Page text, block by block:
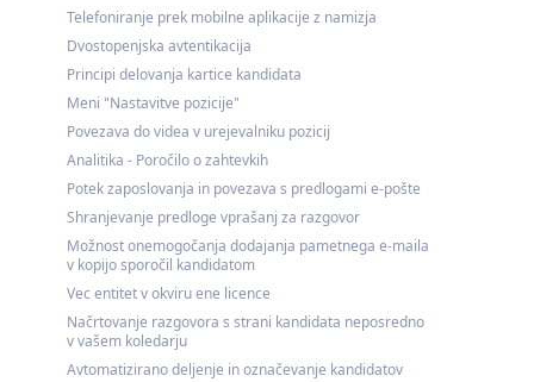
Telefoniranje prek mobilne aplikacije z namizja
Dvostopenjska avtentikacija
Principi delovanja kartice kandidata
Meni "Nastavitve pozicije"
Povezava do videa v urejevalniku pozicij
Analitika - Poročilo o zahtevkih
Potek zaposlovanja in povezava s predlogami e-pošte
Shranjevanje predloge vprašanj za razgovor
Možnost onemogočanja dodajanja pametnega e-maila
v kopijo sporočil kandidatom
Vec entitet v okviru ene licence
Načrtovanje razgovora s strani kandidata neposredno
v vašem koledarju
Avtomatizirano deljenje in označevanje kandidatov